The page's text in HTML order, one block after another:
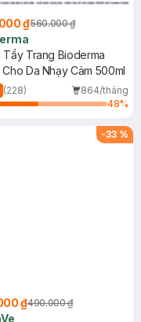
₫560.000 ₫
Tẩy Trang Bioderma
Cho Da Nhạy Cảm 500ml
(228)
864/tháng
48%
-33 %
₫490.000 ₫